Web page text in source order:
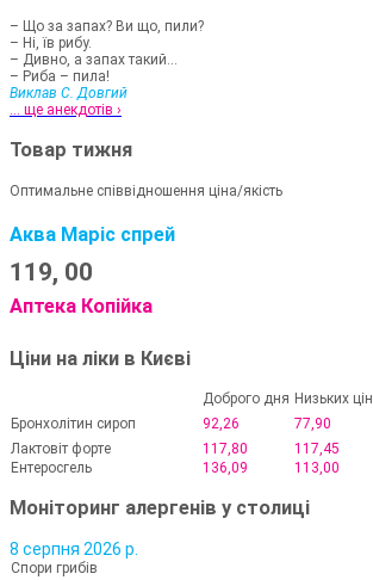
– Що за запах? Ви що, пили?
– Ні, їв рибу.
– Дивно, а запах такий...
– Риба – пила!
Виклав С. Довгий
... ще анекдотів ›
Товар тижня
Оптимальне співвідношення ціна/якість
Аква Маріс спрей
119, 00
Аптека Копійка
Ціни на ліки в Києві
Доброго дня Низьких цін
Бронхолітин сироп
92,26 77,90
Лактовіт форте
117,80 117,45
Ентеросгель
136,09 113,00
Моніторинг алергенів у столиці
8 серпня 2026 р.
Спори грибів